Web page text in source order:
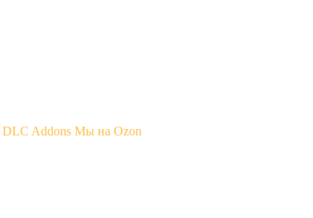
DLC Addons Мы на Ozon